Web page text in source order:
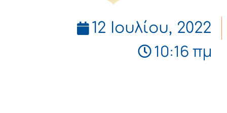
12 Ιουλίου, 2022
10:16 πμ